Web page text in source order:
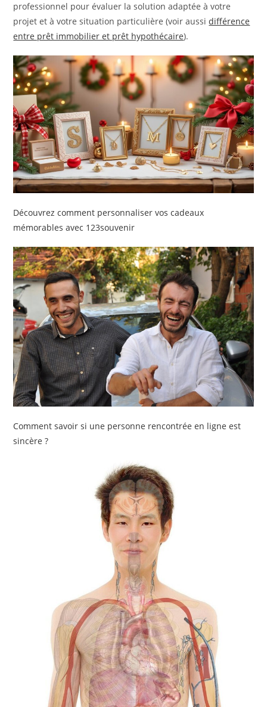
professionnel pour évaluer la solution adaptée à votre
projet et à votre situation particulière (voir aussidifférence
entre prêt immobilier et prêt hypothécaire).
Découvrez comment personnaliser vos cadeaux
mémorables avec 123souvenir
Comment savoir si une personne rencontrée en ligne est
sincère ?